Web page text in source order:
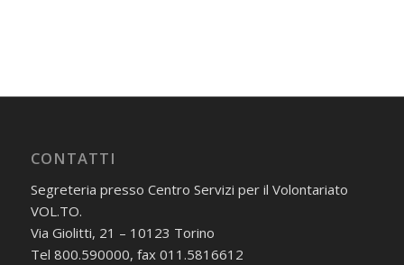
CONTATTI
Segreteria presso Centro Servizi per il Volontariato
VOL.TO.
Via Giolitti, 21 – 10123 Torino
Tel 800.590000, fax 011.5816612